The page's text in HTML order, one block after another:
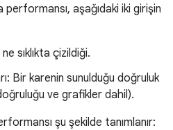
performansı, aşağıdaki iki girişin
sıklıkta çizildiği.
Bir karenin sunulduğu doğruluk
ve grafikler dahil).
şu şekilde tanımlanır: